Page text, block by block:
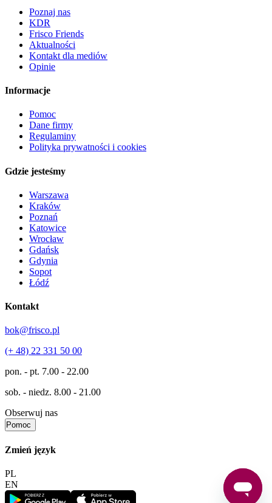
Poznaj nas
KDR
Frisco Friends
Aktualności
Kontakt dla mediów
Opinie
Informacje
Pomoc
Dane firmy
Regulaminy
Polityka prywatności i cookies
Gdzie jesteśmy
Warszawa
Kraków
Poznań
Katowice
Wrocław
Gdańsk
Gdynia
Sopot
Łódź
Kontakt
bok@frisco.pl
(+ 48) 22 331 50 00
pon. - pt. 7.00 - 22.00
sob. - niedz. 8.00 - 21.00
Obserwuj nas
Pomoc
Zmień język
PL
EN